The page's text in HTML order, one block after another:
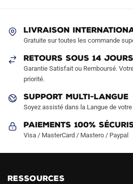
choisies
la
page
produit
LIVRAISON
Gratuite sur toutes les commande
RETOURS SOUS 14 JOURS
Garantie Satisfait ou Remboursé.
priorité.
SUPPORT MULTI-LANGUE
Soyez assisté dans la Langue de
Paiements 100%
Visa / MasterCard / Mastero / Paypal
RESSOURCES